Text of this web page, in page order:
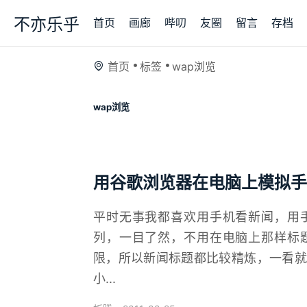
不亦乐乎 首页 画廊 哔叨 友圈 留言 存档
首页 标签 wap浏览
wap浏览
用谷歌浏览器在电脑上模拟
平时无事我都喜欢用手机看新闻，
列，一目了然，不用在电脑上那样
限，所以新闻标题都比较精炼，一看
小...